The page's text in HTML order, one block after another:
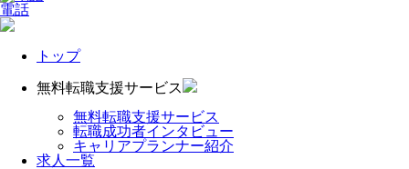
電話
トップ
無料転職支援サービス
無料転職支援サービス
転職成功者インタビュー
キャリアプランナー紹介
求人一覧